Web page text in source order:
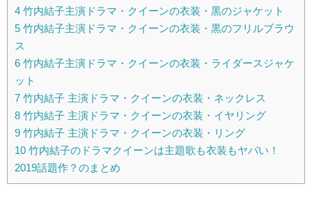
4 竹内結子主演ドラマ・クイーンの衣装・黒のジャケット
5 竹内結子主演ドラマ・クイーンの衣装・黒のフリルブラウ
ス
6 竹内結子主演ドラマ・クイーンの衣装・ライダースジャケ
ット
7 竹内結子 主演ドラマ・クイーンの衣装・ネックレス
8 竹内結子 主演ドラマ・クイーンの衣装・イヤリング
9 竹内結子 主演ドラマ・クイーンの衣装・リング
10 竹内結子のドラマクイーンは主題歌も衣装もヤバい！
2019話題作？のまとめ